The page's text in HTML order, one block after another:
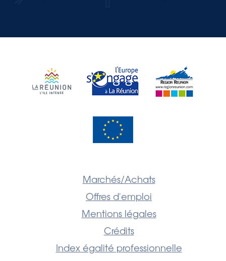
Marchés/Achats
Offres d'emploi
Mentions légales
Crédits
Index égalité professionnelle